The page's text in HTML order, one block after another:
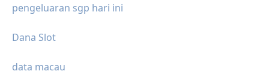
pengeluaran sgp hari ini
Dana Slot
data macau